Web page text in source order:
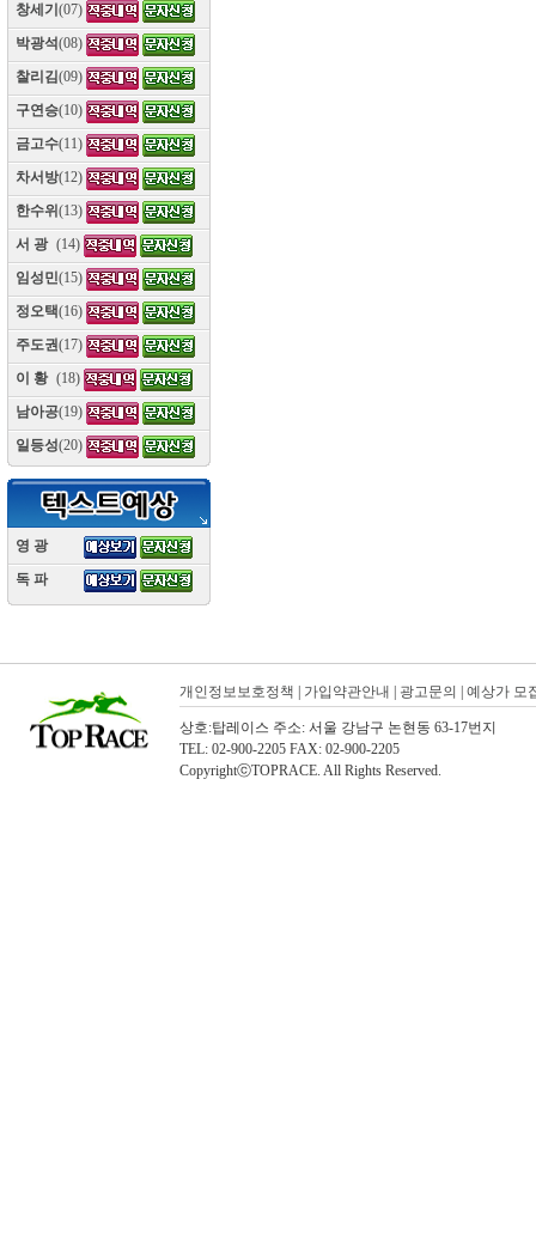
창세기 (07)
박광석(08)
찰리김(09)
구연승(10)
금고수(11)
차서방(12)
한수위 (13)
서 광 (14)
임성민(15)
정오택(16)
주도권(17)
이 황 (18)
남아공(19)
일등성(20)
영 광
독 파
개인정보보호정책 가입약관안내 광고문의 예상가 모
상호:탑레이스 주소: 서울 강남구 논현동 63-17번지
TEL: 02-900-2205 FAX: 02-900-2205
CopyrightⓒTOPRACE. All Rights Reserved.